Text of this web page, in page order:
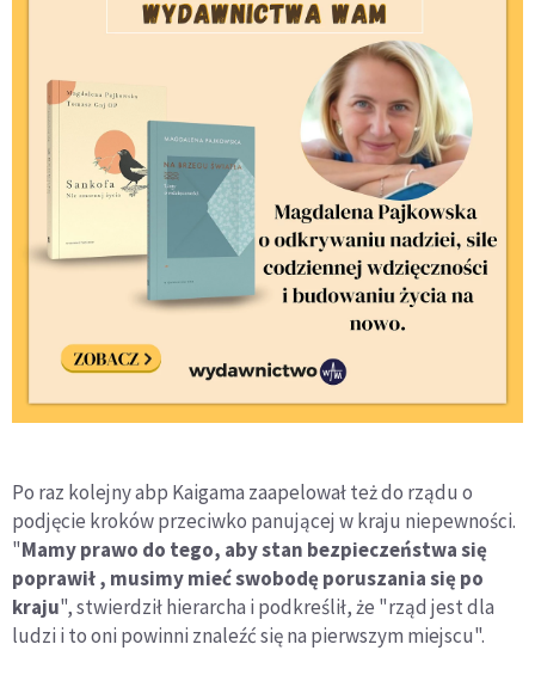
Po raz kolejny abp Kaigama zaapelował też do rządu o
podjęcie kroków przeciwko panującej w kraju niepewności.
"Mamy prawo do tego, aby stan bezpieczeństwa się
poprawił , musimy mieć swobodę poruszania się po
kraju", stwierdził hierarcha i podkreślił, że "rząd jest dla
ludzi i to oni powinni znaleźć się na pierwszym miejscu".